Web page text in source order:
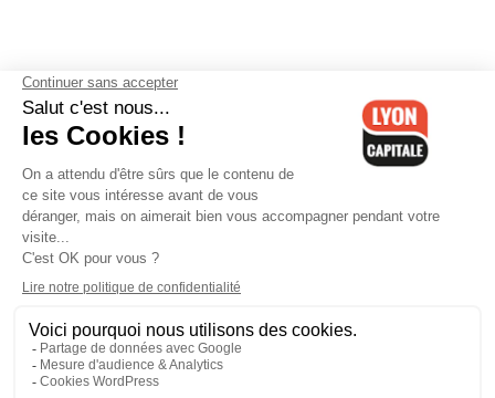
Contactez-nous-Mentions légales-CGV-Politique de
confidentialité-Gestion des cookies